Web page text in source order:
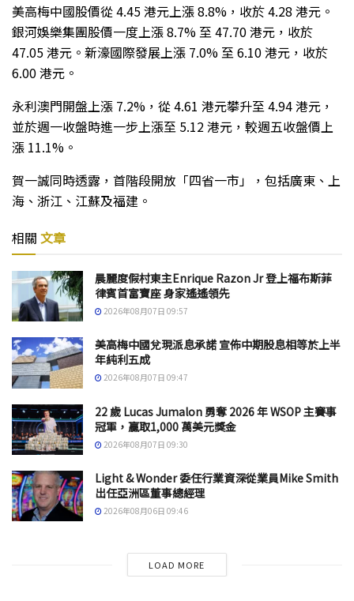
美高梅中國股價從 4.45 港元上漲 8.8%，收於 4.28 港元。
銀河娛樂集團股價一度上漲 8.7% 至 47.70 港元，收於
47.05 港元。新濠國際發展上漲 7.0% 至 6.10 港元，收於
6.00 港元。
永利澳門開盤上漲 7.2%，從 4.61 港元攀升至 4.94 港元，
並於週一收盤時進一步上漲至 5.12 港元，較週五收盤價上
漲 11.1%。
賀一誠同時透露，首階段開放「四省一市」，包括廣東、上
海、浙江、江蘇及福建。
相關 文章
晨麗度假村東主Enrique Razon Jr 登上福布斯菲
律賓首富寶座 身家遙遙領先
2026年08月07日 09:57
美高梅中國兌現派息承諾 宣佈中期股息相等於上半
年純利五成
2026年08月07日 09:47
22 歲 Lucas Jumalon 勇奪 2026 年 WSOP 主賽事
冠軍，贏取1,000 萬美元獎金
2026年08月07日 09:30
Light & Wonder 委任行業資深從業員Mike Smith
出任亞洲區董事總經理
2026年08月06日 09:46
LOAD MORE